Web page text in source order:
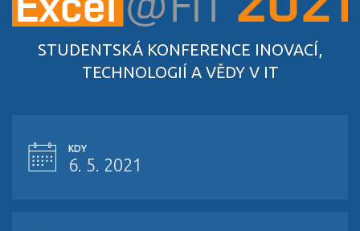
STUDENTSKÁ KONFERENCE INOVACÍ,
TECHNOLOGIÍ A VĚDY V IT
KDY
6. 5. 2021